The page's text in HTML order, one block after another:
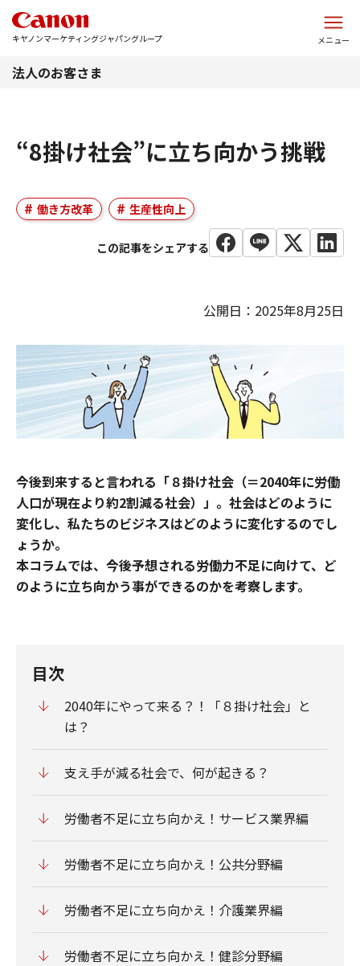
キヤノンマーケティングジャパングループ メニュー
法人のお客さま
“8掛け社会”に立ち向かう挑戦
働き方改革 生産性向上
公開日：2025年8月25日
今後到来すると言われる「８掛け社会（＝2040年に労働
人口が現在より約2割減る社会）」。社会はどのように
変化し、私たちのビジネスはどのように変化するのでし
ょうか。
本コラムでは、今後予想される労働力不足に向けて、ど
のように立ち向かう事ができるのかを考察します。
目次
2040年にやって来る？！「８掛け社会」と
は？
支え手が減る社会で、何が起きる？
労働者不足に立ち向かえ！サービス業界編
労働者不足に立ち向かえ！公共分野編
労働者不足に立ち向かえ！介護業界編
労働者不足に立ち向かえ！健診分野編